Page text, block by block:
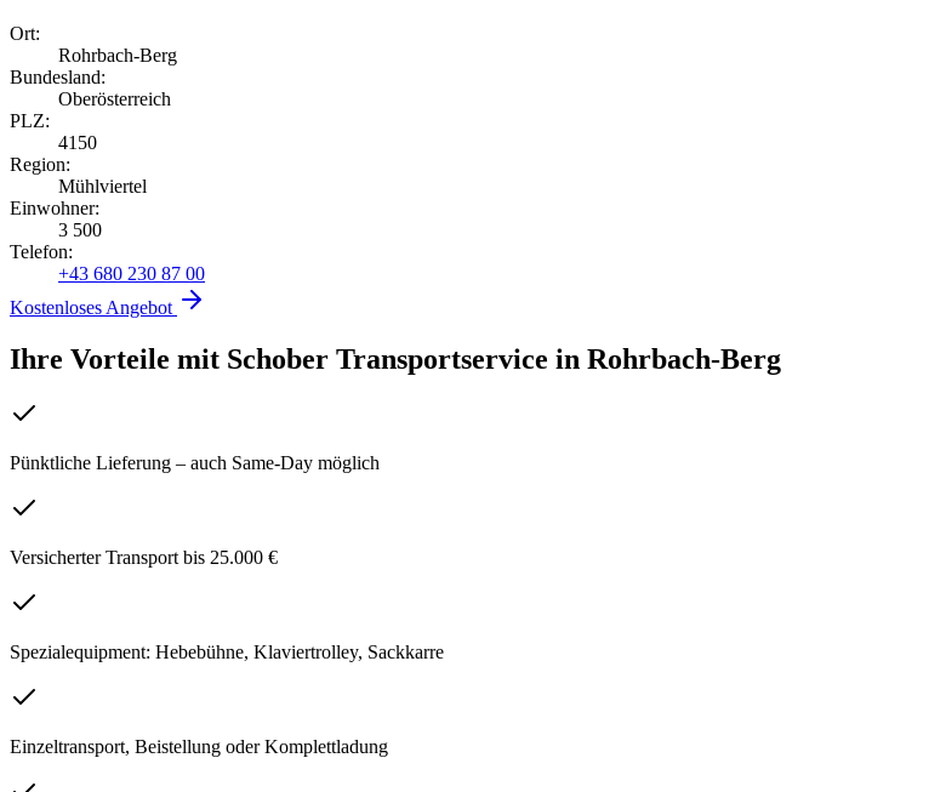
Ort:
Rohrbach-Berg
Bundesland:
Oberösterreich
PLZ:
4150
Region:
Mühlviertel
Einwohner:
3 500
Telefon:
+43 680 230 87 00
Kostenloses Angebot
Ihre Vorteile mit Schober Transportservice in Rohrbach-Berg
Pünktliche Lieferung – auch Same-Day möglich
Versicherter Transport bis 25.000 €
Spezialequipment: Hebebühne, Klaviertrolley, Sackkarre
Einzeltransport, Beistellung oder Komplettladung